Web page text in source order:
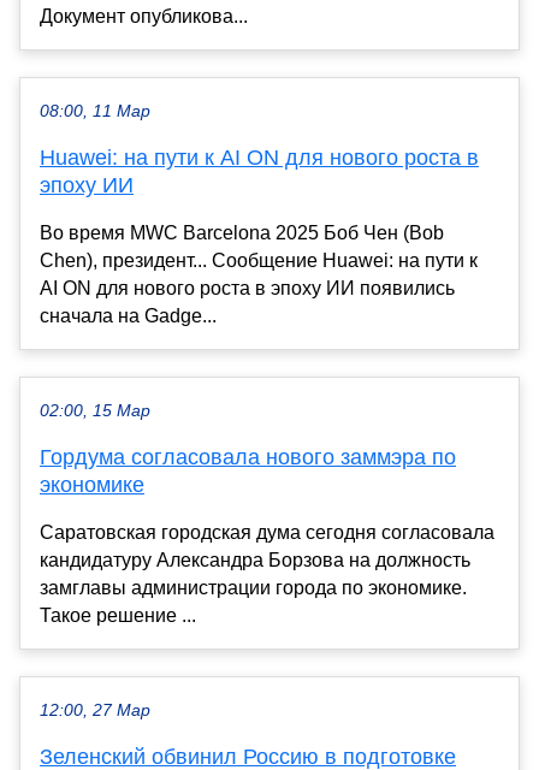
Документ опубликова...
08:00, 11 Мар
Huawei: на пути к AI ON для нового роста в
эпоху ИИ
Во время MWC Barcelona 2025 Боб Чен (Bob
Chen), президент... Сообщение Huawei: на пути к
AI ON для нового роста в эпоху ИИ появились
сначала на Gadge...
02:00, 15 Мар
Гордума согласовала нового заммэра по
экономике
Саратовская городская дума сегодня согласовала
кандидатуру Александра Борзова на должность
замглавы администрации города по экономике.
Такое решение ...
12:00, 27 Мар
Зеленский обвинил Россию в подготовке